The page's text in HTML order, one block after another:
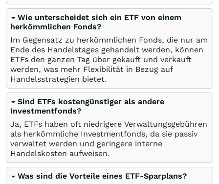
Wie unterscheidet sich ein ETF von einem
herkömmlichen Fonds?
Im Gegensatz zu herkömmlichen Fonds, die nur am
Ende des Handelstages gehandelt werden, können
ETFs den ganzen Tag über gekauft und verkauft
werden, was mehr Flexibilität in Bezug auf
Handelsstrategien bietet.
Sind ETFs kostengünstiger als andere
Investmentfonds?
Ja, ETFs haben oft niedrigere Verwaltungsgebühren
als herkömmliche Investmentfonds, da sie passiv
verwaltet werden und geringere interne
Handelskosten aufweisen.
Was sind die Vorteile eines ETF-Sparplans?